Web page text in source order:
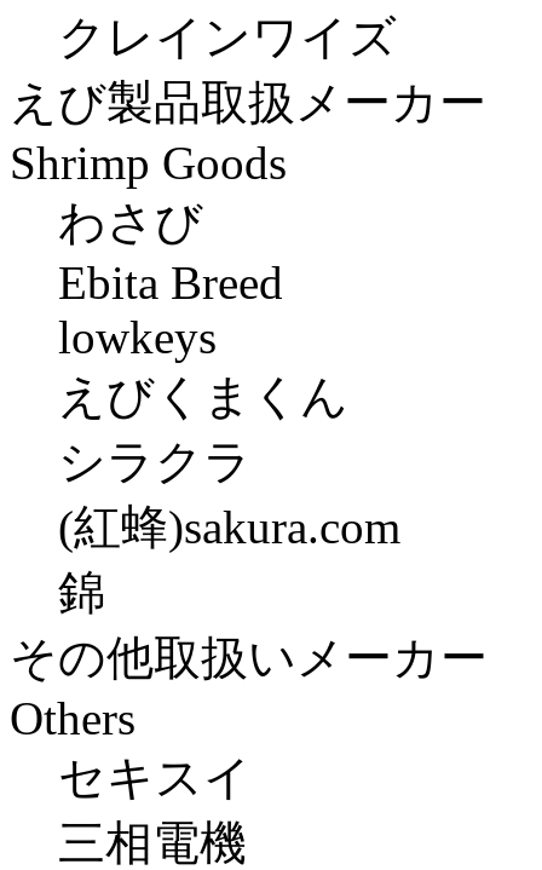
クレインワイズ
えび製品取扱メーカー
Shrimp Goods
わさび
Ebita Breed
lowkeys
えびくまくん
シラクラ
(紅蜂)sakura.com
錦
その他取扱いメーカー
Others
セキスイ
三相電機